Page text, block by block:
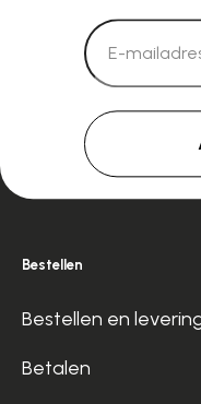
Bestellen
Bestellen en
Betalen